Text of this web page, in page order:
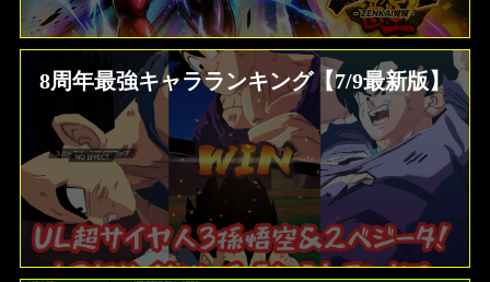
8周年最強キャラランキング【7/9最新版】